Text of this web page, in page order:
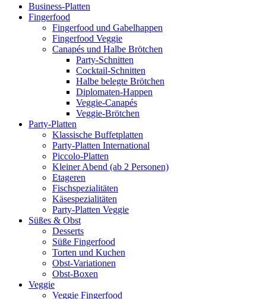
Business-Platten
Fingerfood
Fingerfood und Gabelhappen
Fingerfood Veggie
Canapés und Halbe Brötchen
Party-Schnitten
Cocktail-Schnitten
Halbe belegte Brötchen
Diplomaten-Happen
Veggie-Canapés
Veggie-Brötchen
Party-Platten
Klassische Buffetplatten
Party-Platten International
Piccolo-Platten
Kleiner Abend (ab 2 Personen)
Etageren
Fischspezialitäten
Käsespezialitäten
Party-Platten Veggie
Süßes & Obst
Desserts
Süße Fingerfood
Torten und Kuchen
Obst-Variationen
Obst-Boxen
Veggie
Veggie Fingerfood